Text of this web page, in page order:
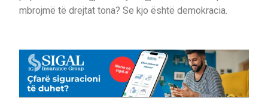
mbrojmë të drejtat tona? Se kjo është demokracia.